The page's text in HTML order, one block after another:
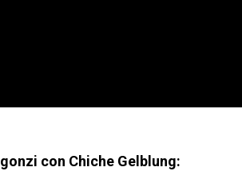
con Chiche Gelblung: